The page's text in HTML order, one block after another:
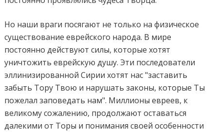
Но наши враги посягают не только на физическое
существование еврейского народа. В мире
постоянно действуют силы, которые хотят
уничтожить еврейскую душу. Эти последователи
эллинизированной Сирии хотят нас "заставить
забыть Тору Твою и нарушать законы, которые Ты
пожелал заповедать нам". Миллионы евреев, к
великому сожалению, продолжают оставаться
далекими от Торы и понимания своей особенности